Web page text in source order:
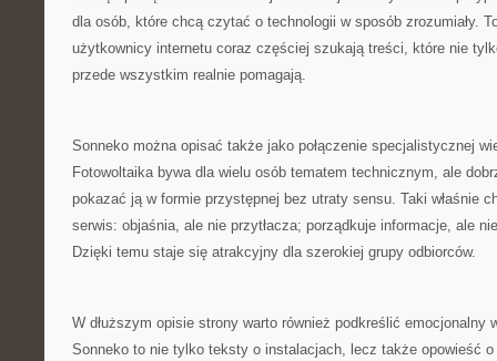
dla osób, które chcą czytać o technologii w sposób zrozumiały.
użytkownicy internetu coraz częściej szukają treści, które nie
przede wszystkim realnie pomagają.
Sonneko można opisać także jako połączenie specjalistycznej
Fotowoltaika bywa dla wielu osób tematem technicznym, ale
pokazać ją w formie przystępnej bez utraty sensu. Taki właśnie
serwis: objaśnia, ale nie przytłacza; porządkuje informacje, ale
Dzięki temu staje się atrakcyjny dla szerokiej grupy odbiorców.
W dłuższym opisie strony warto również podkreślić emocjonalny
Sonneko to nie tylko teksty o instalacjach, lecz także opowieść